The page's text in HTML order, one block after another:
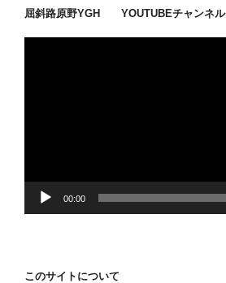
ン
屈斜路原野YGH YOUTUBEチャンネル
00:00
このサイトについて